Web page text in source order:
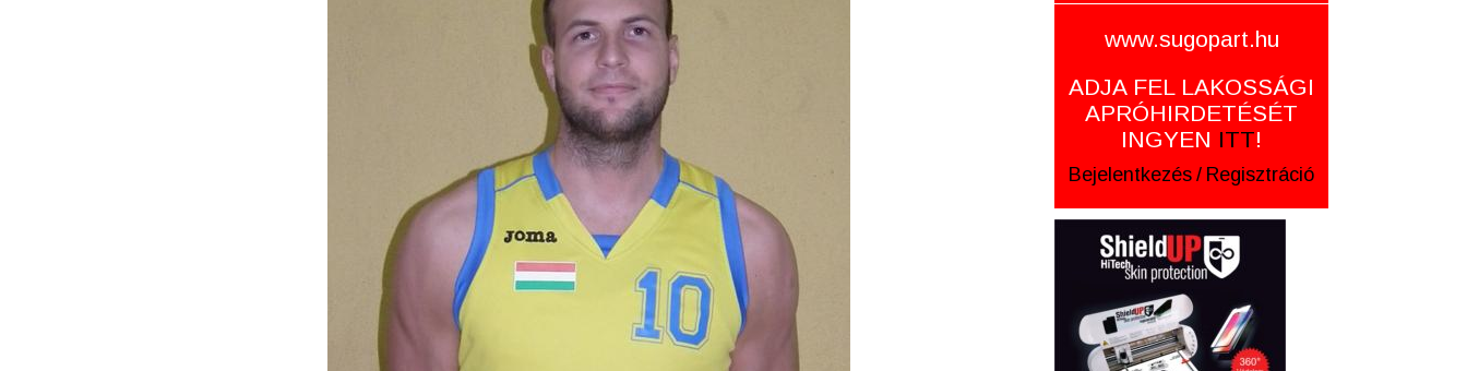
www.sugopart.hu
ADJA FEL LAKOSSÁGI
APRÓHIRDETÉSÉT
INGYEN ITT!
Bejelentkezés / Regisztráció